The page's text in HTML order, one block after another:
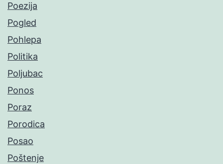
Poezija
Pogled
Pohlepa
Politika
Poljubac
Ponos
Poraz
Porodica
Posao
Poštenje